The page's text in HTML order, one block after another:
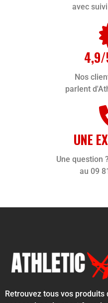
avec
4,9/
Nos
parlent
UNE
Une question
au 09
Retrouvez tous vos